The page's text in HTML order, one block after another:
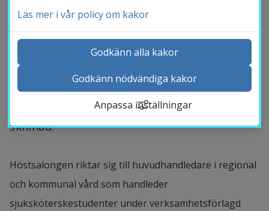
tema som förra året, nämligen det livslånga
lärandet. Det blir en heldag där vi
tillsammans med Anna Forsberg, leg.
sjuksköterska och professor i vårdvetenskap
vid Lunds universitet, fokuserar på
huvudhandledarens möjlighet att göra
skillnad.
Höstsalongen riktar sig till huvudhandledare i regional
och kommunal vård som handleder
sjuksköterskestudenter under verksamhetsförlagd
Bibliotek
Kontakta och besök oss
Kalender
Studentwebb
Medarbetarwebb Insidan
Läs mer i vår policy om kakor
Godkänn alla kakor
Godkänn nödvändiga kakor
Anpassa inställningar